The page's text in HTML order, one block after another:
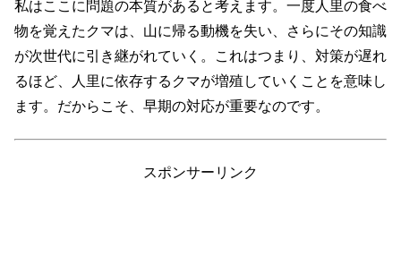
私はここに問題の本質があると考えます。一度人里の食べ
物を覚えたクマは、山に帰る動機を失い、さらにその知識
が次世代に引き継がれていく。これはつまり、対策が遅れ
るほど、人里に依存するクマが増殖していくことを意味し
ます。だからこそ、早期の対応が重要なのです。
スポンサーリンク